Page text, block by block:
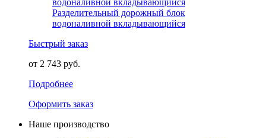
Разделительный дорожный блок
водоналивной вкладывающийся
Быстрый заказ
от 2 743 руб.
Подробнее
Оформить заказ
Наше производство